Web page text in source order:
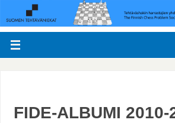
FIDE-ALBUMI 2010-